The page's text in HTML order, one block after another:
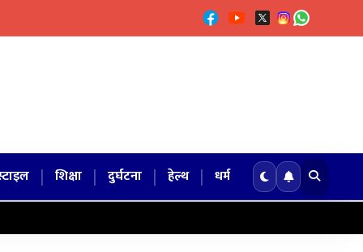
| शिक्षा | दुर्घटना | हेल्थ | धर्म